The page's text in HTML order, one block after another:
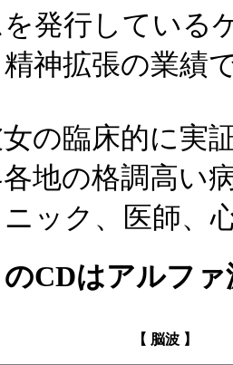
発行している
精神拡張の業績
の臨床的に実
地の格調高い
ニック、医師、
のCDはアルフ
【 脳波 】